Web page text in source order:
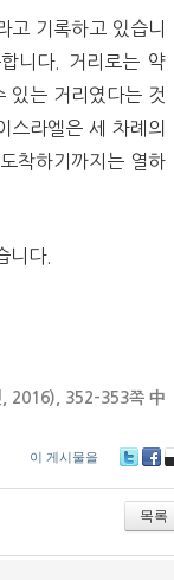
고 기록하고 있습니
니다.
거리로는 약
있는 거리였다는 것
스라엘은 세 차례의
착하기까지는 열하
니다.
, 2016), 352-353쪽 中
이 게시물을
bo
ok
ou
s
목록